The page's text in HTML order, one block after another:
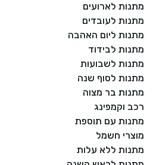
מתנות לארועים
מתנות לעובדים
מתנות ליום האהבה
מתנות לבידוד
מתנות לשבועות
מתנות לסוף שנה
מתנות בר מצוה
רכב וקמפינג
מתנות עם תוספת
מוצרי חשמל
מתנות ללא עלות